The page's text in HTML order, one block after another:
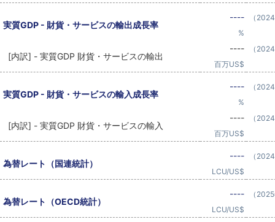
実質GDP - 財貨・サービスの輸出成長率
----
%
（
[内訳] - 実質GDP 財貨・サービスの輸出
----
百万US$
（
実質GDP - 財貨・サービスの輸入成長率
----
%
（
[内訳] - 実質GDP 財貨・サービスの輸入
----
百万US$
（
為替レート（国連統計）
----
LCU/US$
（
為替レート（OECD統計）
----
LCU/US$
（